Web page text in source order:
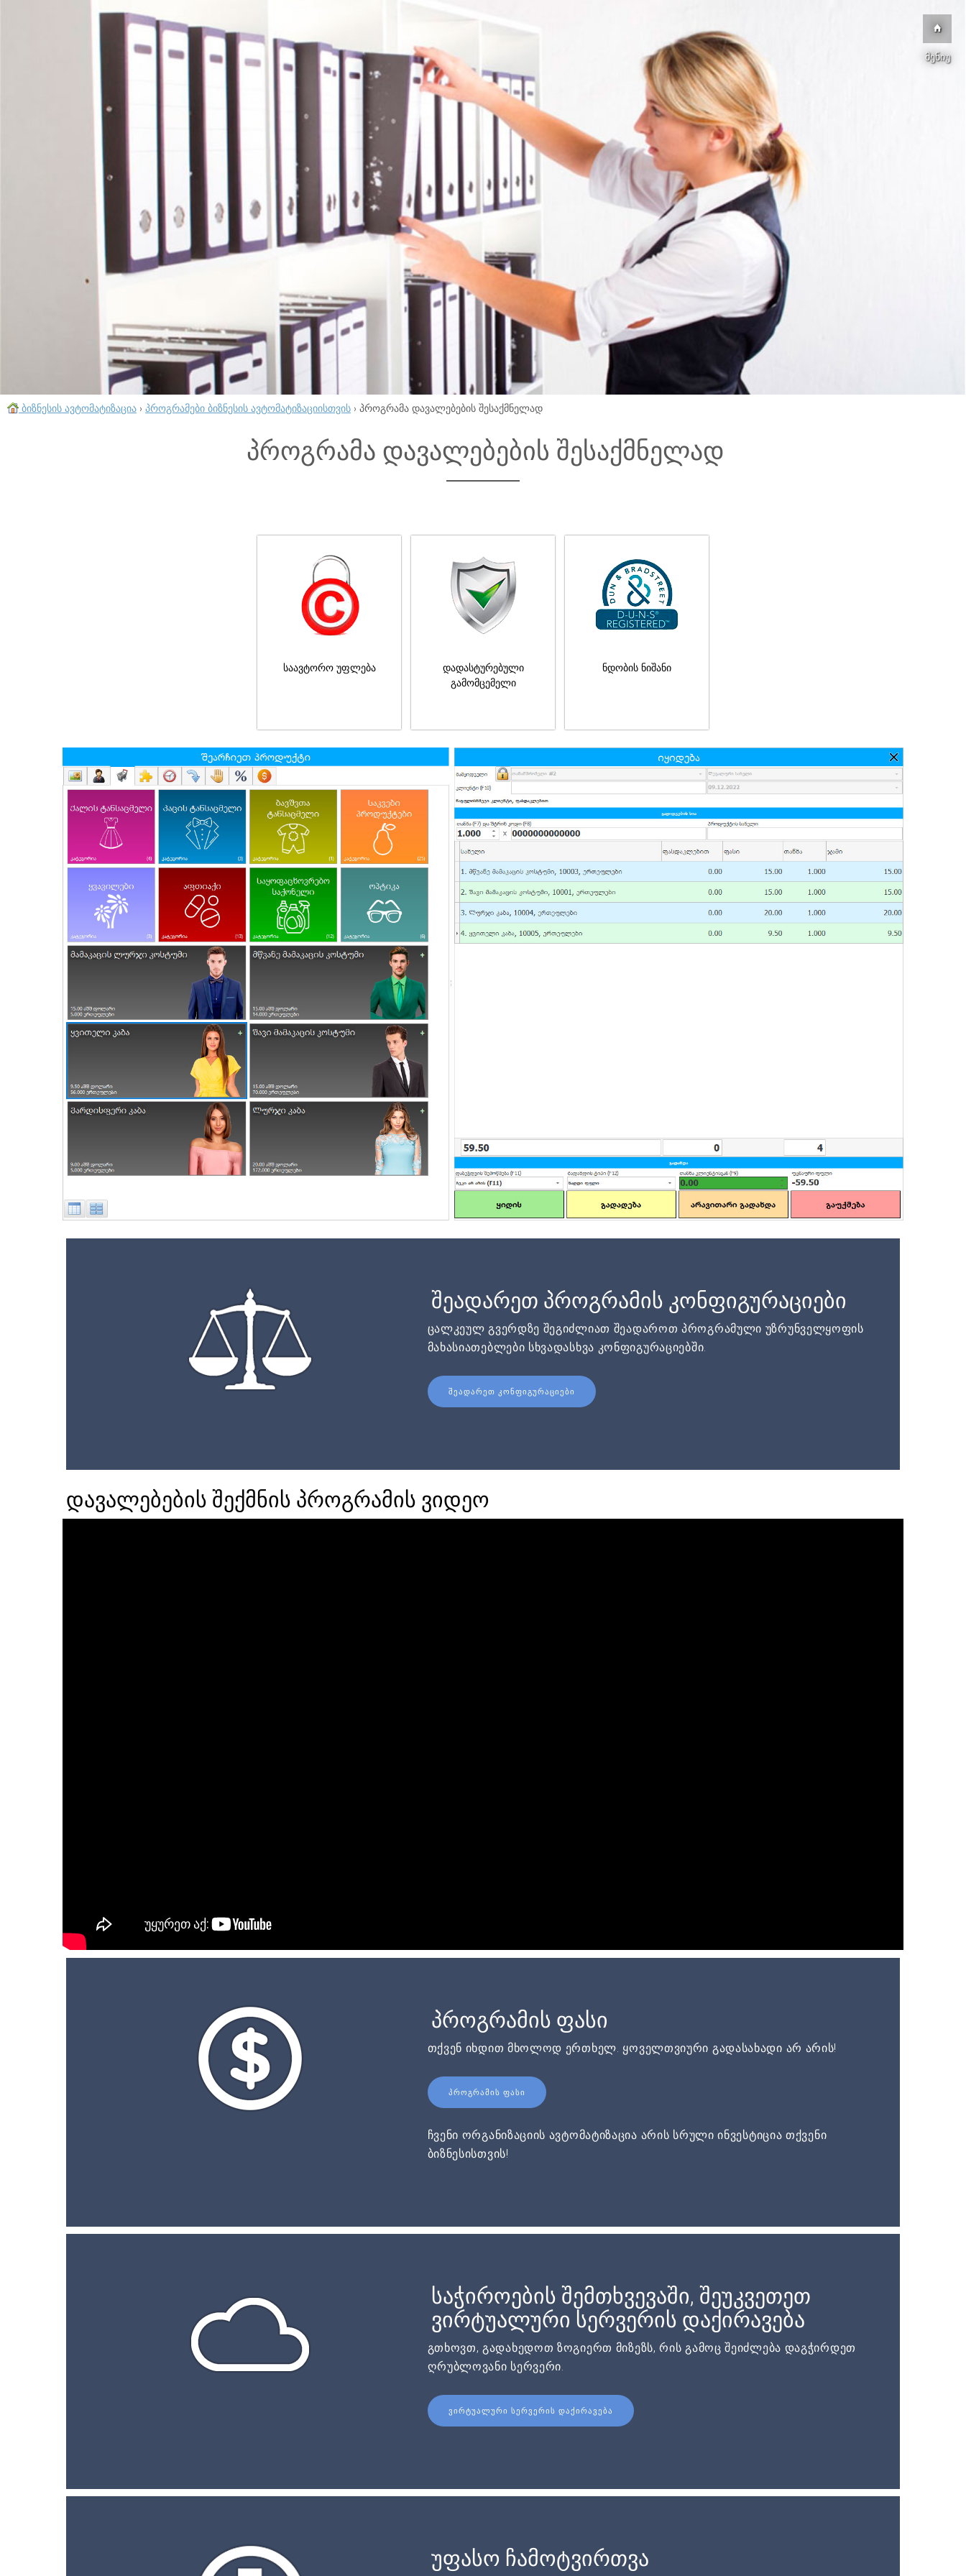
მენიუ
ბიზნესის ავტომატიზაცია › პროგრამები ბიზნესის ავტომატიზაციისთვის › პროგრამა დავალებების შესაქმნელად
პროგრამა დავალებების შესაქმნელად
საავტორო უფლება
დადასტურებული
გამომცემელი
ნდობის ნიშანი
შეადარეთ პროგრამის კონფიგურაციები
ცალკეულ გვერდზე შეგიძლიათ შეადაროთ პროგრამული უზრუნველყოფის
მახასიათებლები სხვადასხვა კონფიგურაციებში.
ᲨᲔᲐᲓᲐᲠᲔᲗ ᲙᲝᲜᲤᲘᲒᲣᲠᲐᲪᲘᲔᲑᲘ
დავალებების შექმნის პროგრამის ვიდეო
პროგრამის ფასი
თქვენ იხდით მხოლოდ ერთხელ. ყოველთვიური გადასახადი არ არის!
ᲞᲠᲝᲒᲠᲐᲛᲘᲡ ᲤᲐᲡᲘ
ჩვენი ორგანიზაციის ავტომატიზაცია არის სრული ინვესტიცია თქვენი
ბიზნესისთვის!
საჭიროების შემთხვევაში, შეუკვეთეთ
ვირტუალური სერვერის დაქირავება
გთხოვთ, გადახედოთ ზოგიერთ მიზეზს, რის გამოც შეიძლება დაგჭირდეთ
ღრუბლოვანი სერვერი.
ᲕᲘᲠᲢᲣᲐᲚᲣᲠᲘ ᲡᲔᲠᲕᲔᲠᲘᲡ ᲓᲐᲥᲘᲠᲐᲕᲔᲑᲐ
უფასო ჩამოტვირთვა